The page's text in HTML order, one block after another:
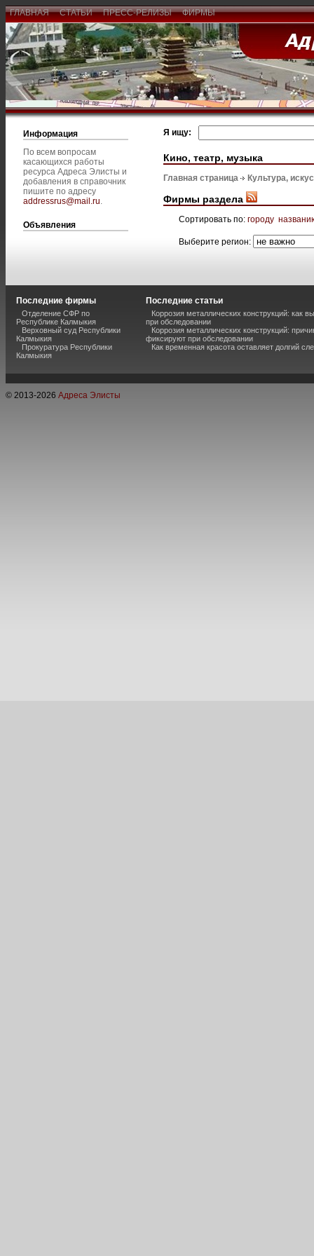
ГЛАВНАЯ СТАТЬИ ПРЕСС-РЕЛИЗЫ ФИРМЫ
Информация
По всем вопросам
касающихся работы
ресурса Адреса Элисты и
добавления в справочник
пишите по адресу
addressrus@mail.ru.
Объявления
Я ищу:
Кино, театр, музыка
Главная страница Культура,
Фирмы раздела
Сортировать по: городу
Выберите регион:
Последние фирмы
Отделение СФР по
Республике Калмыкия
Верховный суд Республики
Калмыкия
Прокуратура Республики
Калмыкия
Последние статьи
Коррозия металлических конструкций: как
при обследовании
Коррозия металлических конструкций:
фиксируют при обследовании
Как временная красота оставляет долгий
© 2013-2026 Адреса Элисты